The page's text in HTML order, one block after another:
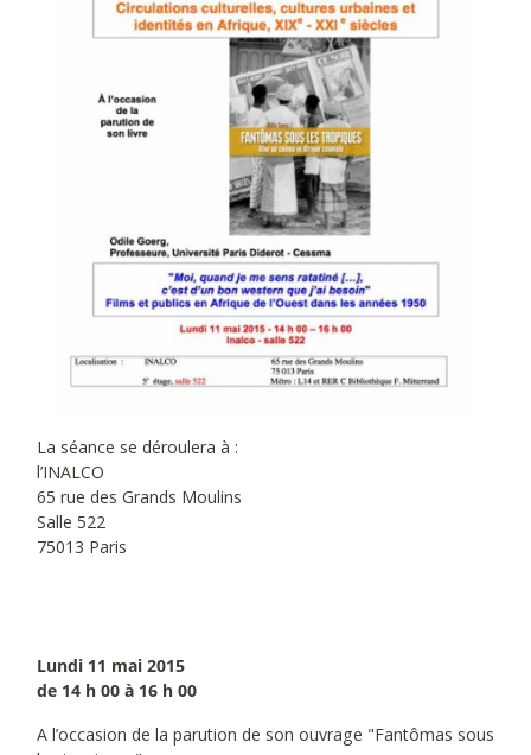
La séance se déroulera à :
l’INALCO
65 rue des Grands Moulins
Salle 522
75013 Paris
Lundi 11 mai 2015
de 14 h 00 à 16 h 00
A l’occasion de la parution de son ouvrage "Fantômas sous